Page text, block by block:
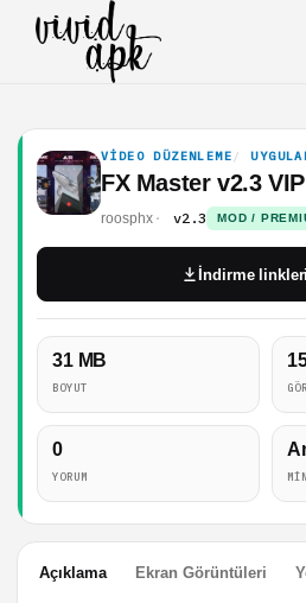
VIDEO DÜZENLEME
FX Master v2.3
roosphx v2.3 MOD /
31 MB
BOYUT
0
YORUM
İndirme
Açıklama Ekran Görüntüleri